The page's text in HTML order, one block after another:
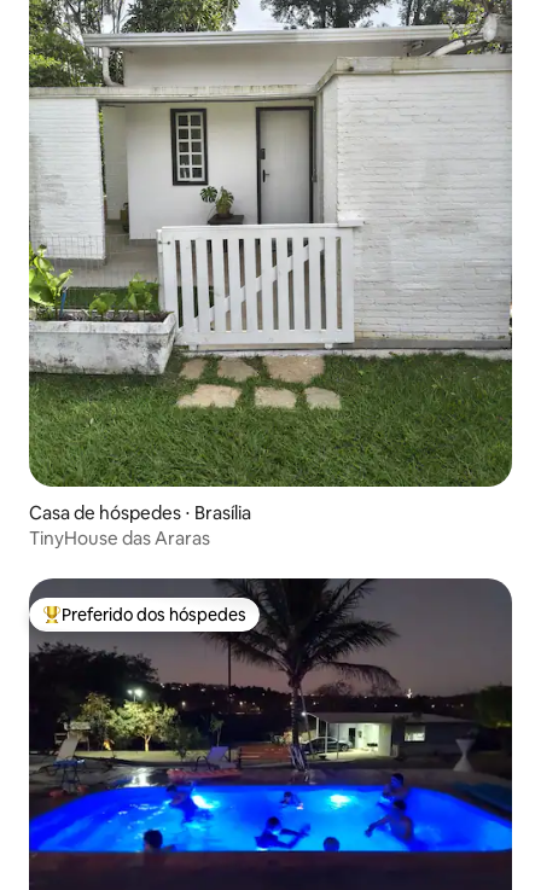
Casa de hóspedes ⋅ Brasília
TinyHouse das Araras
Entre os melhores preferidos dos hóspedes
Preferido dos hóspedes